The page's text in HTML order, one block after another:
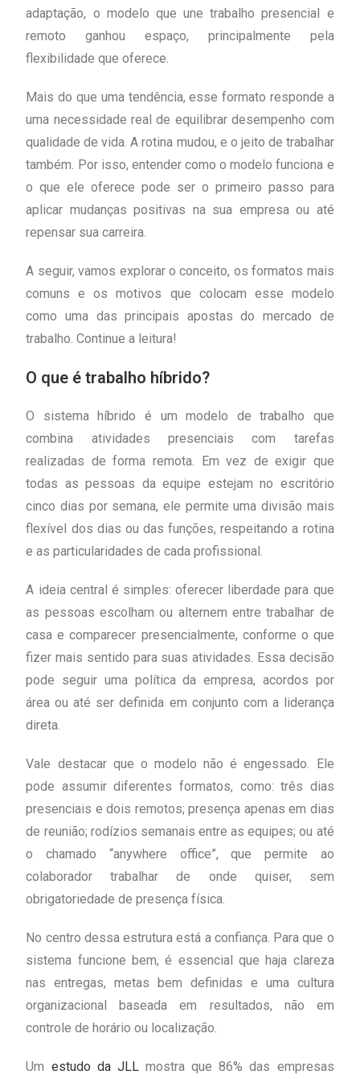
adaptação, o modelo que une trabalho presencial e
remoto ganhou espaço, principalmente pela
flexibilidade que oferece.
Mais do que uma tendência, esse formato responde a
uma necessidade real de equilibrar desempenho com
qualidade de vida. A rotina mudou, e o jeito de trabalhar
também. Por isso, entender como o modelo funciona e
o que ele oferece pode ser o primeiro passo para
aplicar mudanças positivas na sua empresa ou até
repensar sua carreira.
A seguir, vamos explorar o conceito, os formatos mais
comuns e os motivos que colocam esse modelo
como uma das principais apostas do mercado de
trabalho. Continue a leitura!
O que é trabalho híbrido?
O sistema híbrido é um modelo de trabalho que
combina atividades presenciais com tarefas
realizadas de forma remota. Em vez de exigir que
todas as pessoas da equipe estejam no escritório
cinco dias por semana, ele permite uma divisão mais
flexível dos dias ou das funções, respeitando a rotina
e as particularidades de cada profissional.
A ideia central é simples: oferecer liberdade para que
as pessoas escolham ou alternem entre trabalhar de
casa e comparecer presencialmente, conforme o que
fizer mais sentido para suas atividades. Essa decisão
pode seguir uma política da empresa, acordos por
área ou até ser definida em conjunto com a liderança
direta.
Vale destacar que o modelo não é engessado. Ele
pode assumir diferentes formatos, como: três dias
presenciais e dois remotos; presença apenas em dias
de reunião; rodízios semanais entre as equipes; ou até
o chamado “anywhere office”, que permite ao
colaborador trabalhar de onde quiser, sem
obrigatoriedade de presença física.
No centro dessa estrutura está a confiança. Para que o
sistema funcione bem, é essencial que haja clareza
nas entregas, metas bem definidas e uma cultura
organizacional baseada em resultados, não em
controle de horário ou localização.
Um estudo da JLLmostra que 86% das empresas